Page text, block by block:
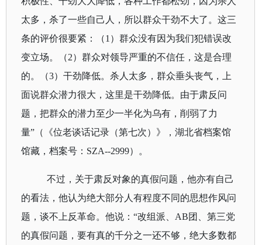
太多，杀了一些自己人，所以群众干劲不大了。这三
条的评价很要紧：（1 ）群众没有因为我们犯错误改
变立场。（2）群众对领导严重的不信任，这是合理
的。（3）干劲降低。杀人太多，群众垂头丧气，上
面说群众潜力很大，这里是干劲降低。由于肃反问
题，把群众的潜力至少一半化为乌有，削弱了力
量”（《位老谈话记录（第七次）》 ， 湖北省档案馆
馆藏，档案号： SZA--2999）。
不过，关于肃反对象的真假问题，他亦有自己
的看法，他认为绝大部分人有程度不同的思想作风问
题，谈不上反革命。他说：“改组派、 AB团、第三党
的真假问题，要有真的千分之一还不够，绝大多数都